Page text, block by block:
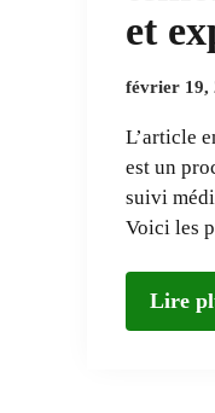
et
février 19,
L’article
est un
suivi
Voici les
Lire